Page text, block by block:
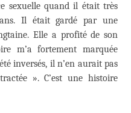
sexuelle quand il était très
Il était gardé par une
Elle a profité de son
m’a fortement marquée
inversés, il n’en aurait pas
». C’est une histoire